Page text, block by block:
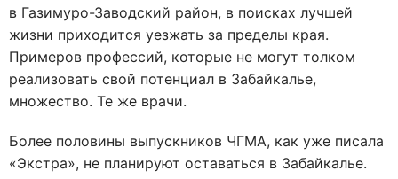
в Газимуро-Заводский район, в поисках лучшей
жизни приходится уезжать за пределы края.
Примеров профессий, которые не могут толком
реализовать свой потенциал в Забайкалье,
множество. Те же врачи.
Более половины выпускников ЧГМА, как уже писала
«Экстра», не планируют оставаться в Забайкалье.